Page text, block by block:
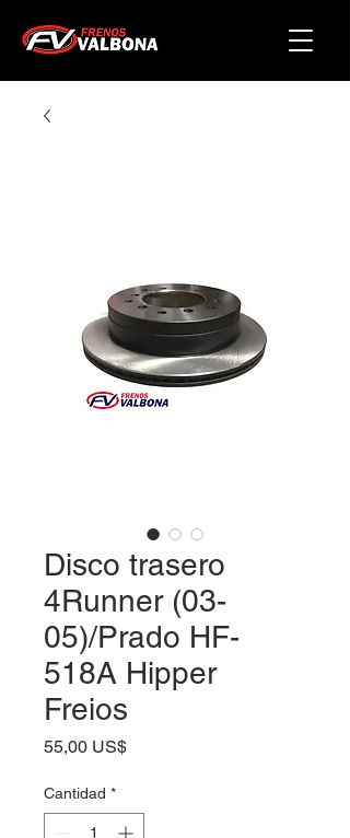
Disco trasero
4Runner (03-
05)/Prado HF-
518A Hipper
Freios
55,00 US$Precio
Cantidad *